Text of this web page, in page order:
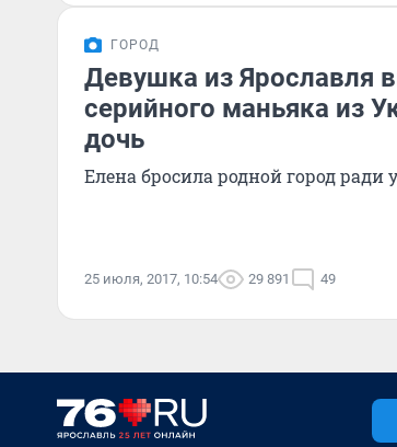
ГОРОД
Девушка из Ярославля
серийного маньяка из
дочь
Елена бросила родной город ради
25 июля, 2017, 10:54 29 891 49